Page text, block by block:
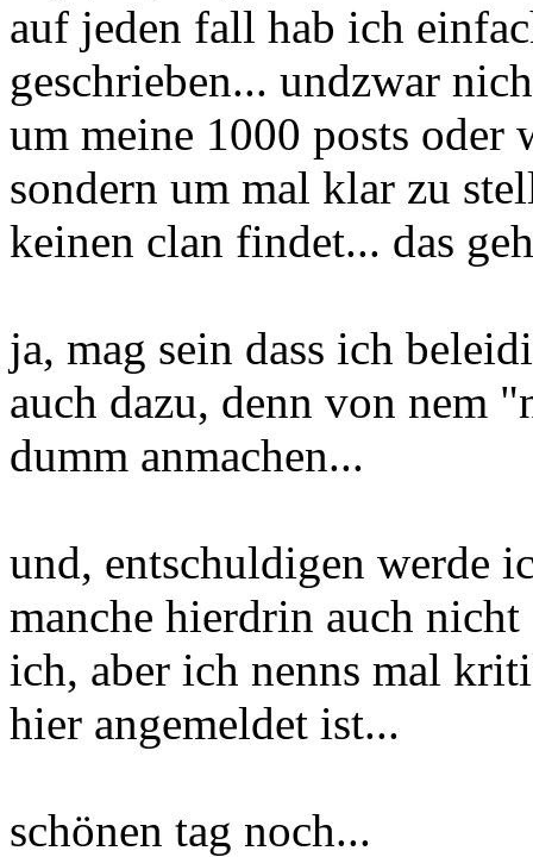
auf jeden fall hab ich
geschrieben... undzwar
um meine 1000 posts oder
sondern um mal klar zu
keinen clan findet... das
ja, mag sein dass ich
auch dazu, denn von nem
dumm anmachen...
und, entschuldigen werde
manche hierdrin auch
ich, aber ich nenns mal
hier angemeldet ist...
schönen tag noch...